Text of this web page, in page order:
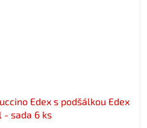
Edex s podšálkou Edex
- sada 6 ks